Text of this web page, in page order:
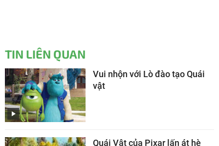
TIN LIÊN QUAN
Vui nhộn với Lò đào tạo Quái
vật
Quái Vật của Pixar lấn át hè